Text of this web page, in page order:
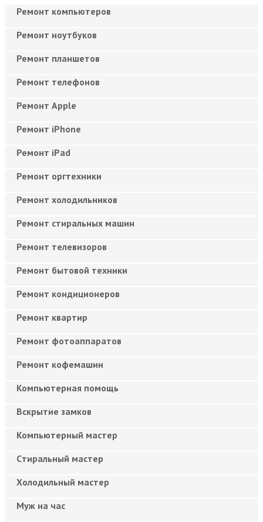
Ремонт компьютеров
Ремонт ноутбуков
Ремонт планшетов
Ремонт телефонов
Ремонт Apple
Ремонт iPhone
Ремонт iPad
Ремонт оргтехники
Ремонт холодильников
Ремонт стиральных машин
Ремонт телевизоров
Ремонт бытовой техники
Ремонт кондиционеров
Ремонт квартир
Ремонт фотоаппаратов
Ремонт кофемашин
Компьютерная помощь
Вскрытие замков
Компьютерный мастер
Cтиральный мастер
Холодильный мастер
Муж на час